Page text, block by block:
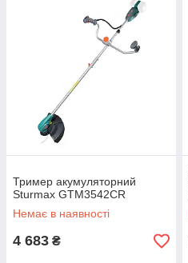
Тример акумуляторний
Sturmax GTM3542CR
Немає в наявності
4 683 ₴